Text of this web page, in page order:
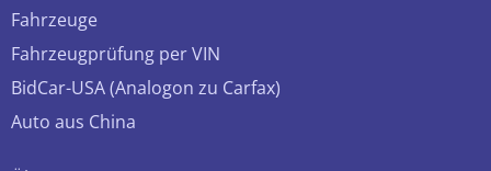
Fahrzeuge
Fahrzeugprüfung per VIN
BidCar-USA (Analogon zu Carfax)
Auto aus China